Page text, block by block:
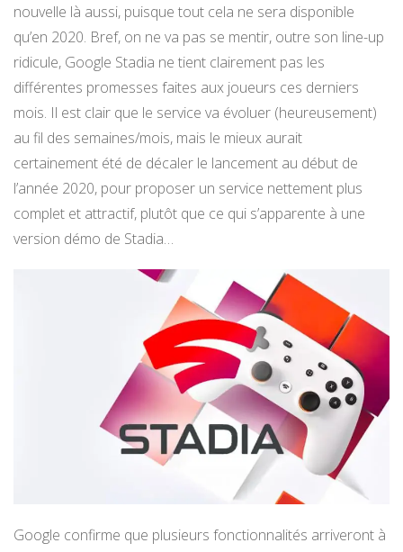
nouvelle là aussi, puisque tout cela ne sera disponible
qu’en 2020. Bref, on ne va pas se mentir, outre son line-up
ridicule, Google Stadia ne tient clairement pas les
différentes promesses faites aux joueurs ces derniers
mois. Il est clair que le service va évoluer (heureusement)
au fil des semaines/mois, mais le mieux aurait
certainement été de décaler le lancement au début de
l’année 2020, pour proposer un service nettement plus
complet et attractif, plutôt que ce qui s’apparente à une
version démo de Stadia…
Google confirme que plusieurs fonctionnalités arriveront à